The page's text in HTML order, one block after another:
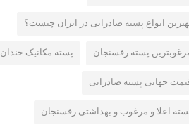
انواع پسته صادراتی در ایران چیست؟
پسته رفسنجان پسته مکانیک خندان
جهانی پسته صادراتی
اعلا و مرغوب و بهداشتی رفسنجان